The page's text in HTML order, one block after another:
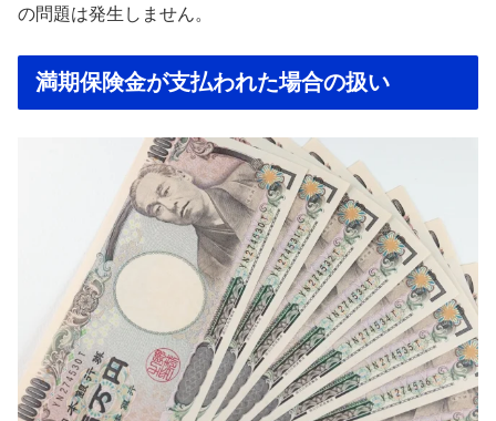
の問題は発生しません。
満期保険金が支払われた場合の扱い